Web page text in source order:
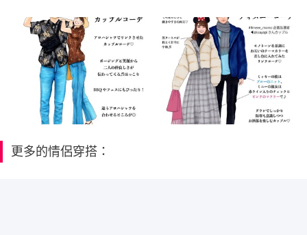
更多的情侶穿搭：